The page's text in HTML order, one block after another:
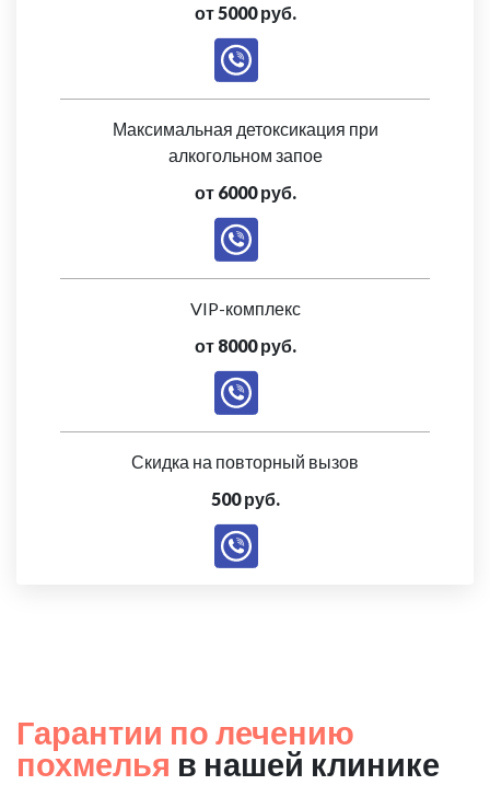
от 5000 руб.
Максимальная детоксикация при
алкогольном запое
от 6000 руб.
VIP-комплекс
от 8000 руб.
Скидка на повторный вызов
500 руб.
Гарантии по лечению
похмелья в нашей клинике